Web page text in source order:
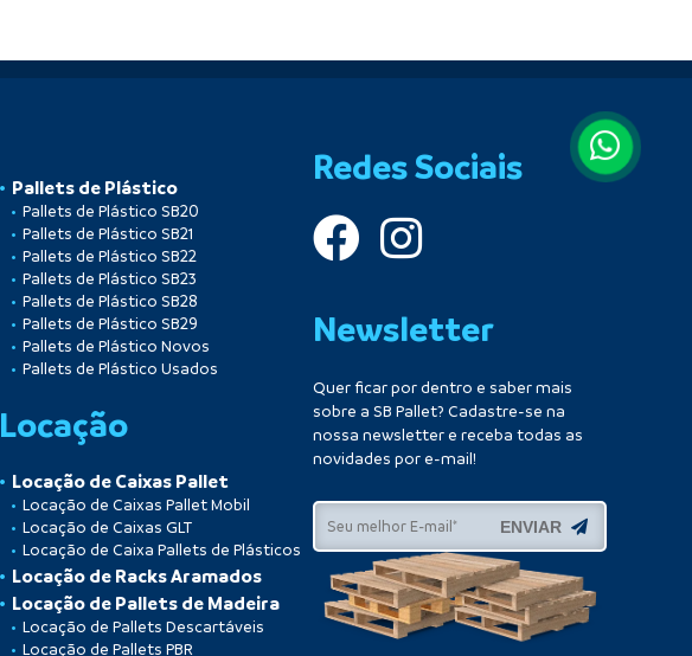
Pallets de Plástico
Pallets de Plástico SB20
Pallets de Plástico SB21
Pallets de Plástico SB22
Pallets de Plástico SB23
Pallets de Plástico SB28
Pallets de Plástico SB29
Pallets de Plástico Novos
Pallets de Plástico Usados
Locação
Locação de Caixas Pallet
Locação de Caixas Pallet Mobil
Locação de Caixas GLT
Locação de Caixa Pallets de Plásticos
Locação de Racks Aramados
Locação de Pallets de Madeira
Locação de Pallets Descartáveis
Locação de Pallets PBR
Redes Sociais
Newsletter
Quer ficar por dentro e saber mais
sobre a SB Pallet? Cadastre-se na
nossa newsletter e receba todas as
novidades por e-mail!
ENVIAR